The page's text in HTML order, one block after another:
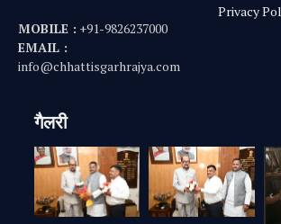
MOBILE : +91-9826237000
EMAIL :
info@chhattisgarhrajya.com
Privacy
गैलरी